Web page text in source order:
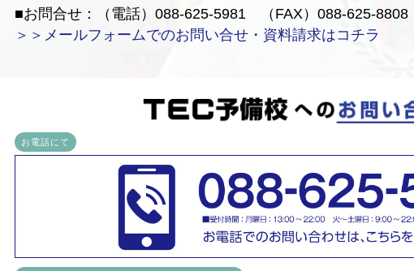
■お問合せ：（電話）088-625-5981 （FAX）088-625-8808
＞＞メールフォームでのお問い合せ・資料請求はコチラ
お電話にて